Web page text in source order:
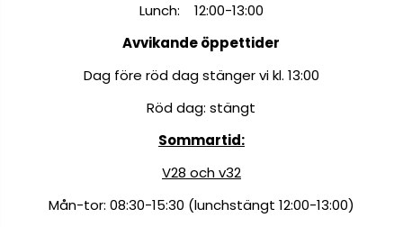
Lunch: 12:00-13:00
Avvikande öppettider
Dag före röd dag stänger vi kl. 13:00
Röd dag: stängt
Sommartid:
V28 och v32
Mån-tor: 08:30-15:30 (lunchstängt 12:00-13:00)